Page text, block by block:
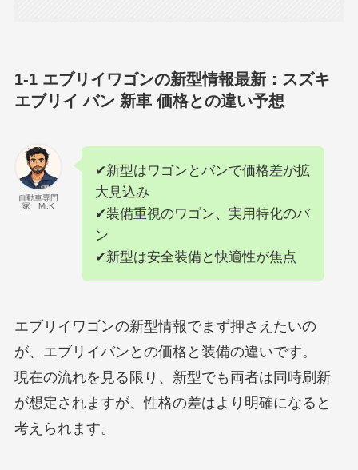
1-1 エブリイワゴンの新型情報最新：スズキ
エブリイ バン 新車 価格との違い予想
自動車専門
家 Mr.K
✔新型はワゴンとバンで価格差が拡
大見込み
✔装備重視のワゴン、実用特化のバ
ン
✔新型は安全装備と快適性が焦点
エブリイワゴンの新型情報でまず押さえたいの
が、エブリイバンとの価格と装備の違いです。
現在の流れを見る限り、新型でも両者は同時刷新
が想定されますが、性格の差はより明確になると
考えられます。